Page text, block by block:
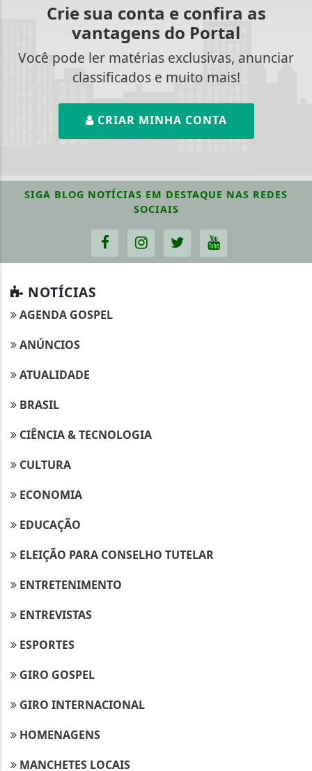
Crie sua conta e confira as
vantagens do Portal
Você pode ler matérias exclusivas, anunciar
classificados e muito mais!
CRIAR MINHA CONTA
SIGA BLOG NOTÍCIAS EM DESTAQUE NAS REDES
SOCIAIS
NOTÍCIAS
AGENDA GOSPEL
ANÚNCIOS
ATUALIDADE
BRASIL
CIÊNCIA & TECNOLOGIA
CULTURA
ECONOMIA
EDUCAÇÃO
ELEIÇÃO PARA CONSELHO TUTELAR
ENTRETENIMENTO
ENTREVISTAS
ESPORTES
GIRO GOSPEL
GIRO INTERNACIONAL
HOMENAGENS
MANCHETES LOCAIS
Termos de Uso e Privacidade
experiência de navegação. Ao continuar o acesso,
de Uso e Privacidade.